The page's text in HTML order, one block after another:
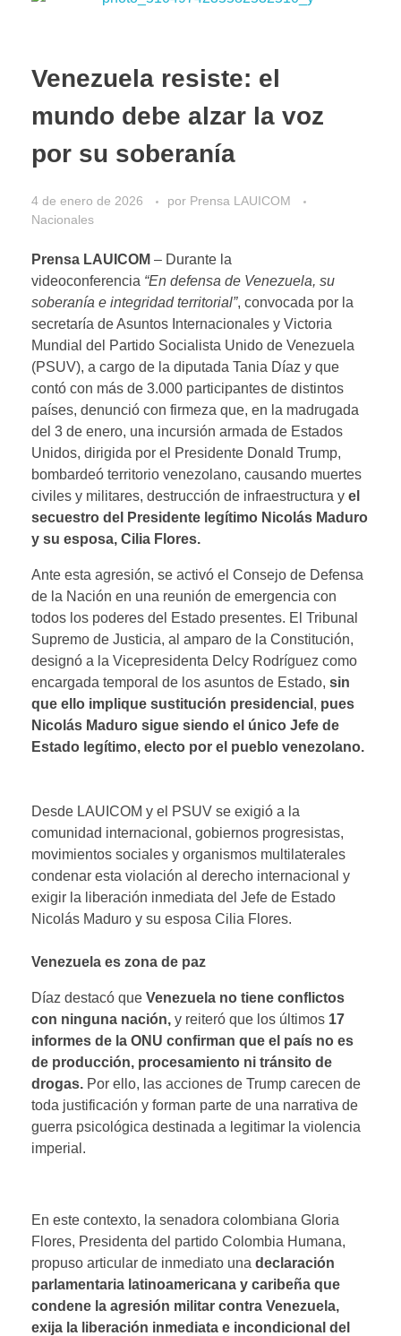
Venezuela resiste: el
mundo debe alzar la voz
por su soberanía
4 de enero de 2026 por Prensa LAUICOM
Nacionales
Prensa LAUICOM – Durante la
videoconferencia “En defensa de Venezuela, su
soberanía e integridad territorial”, convocada por la
secretaría de Asuntos Internacionales y Victoria
Mundial del Partido Socialista Unido de Venezuela
(PSUV), a cargo de la diputada Tania Díaz y que
contó con más de 3.000 participantes de distintos
países, denunció con firmeza que, en la madrugada
del 3 de enero, una incursión armada de Estados
Unidos, dirigida por el Presidente Donald Trump,
bombardeó territorio venezolano, causando muertes
civiles y militares, destrucción de infraestructura y el
secuestro del Presidente legítimo Nicolás Maduro
y su esposa, Cilia Flores.
Ante esta agresión, se activó el Consejo de Defensa
de la Nación en una reunión de emergencia con
todos los poderes del Estado presentes. El Tribunal
Supremo de Justicia, al amparo de la Constitución,
designó a la Vicepresidenta Delcy Rodríguez como
encargada temporal de los asuntos de Estado, sin
que ello implique sustitución presidencial , pues
Nicolás Maduro sigue siendo el único Jefe de
Estado legítimo, electo por el pueblo venezolano.
Desde LAUICOM y el PSUV se exigió a la
comunidad internacional, gobiernos progresistas,
movimientos sociales y organismos multilaterales
condenar esta violación al derecho internacional y
exigir la liberación inmediata del Jefe de Estado
Nicolás Maduro y su esposa Cilia Flores.
Venezuela es zona de paz
Díaz destacó que Venezuela no tiene conflictos
con ninguna nación, y reiteró que los últimos 17
informes de la ONU confirman que el país no es
de producción, procesamiento ni tránsito de
drogas. Por ello, las acciones de Trump carecen de
toda justificación y forman parte de una narrativa de
guerra psicológica destinada a legitimar la violencia
imperial.
En este contexto, la senadora colombiana Gloria
Flores, Presidenta del partido Colombia Humana,
propuso articular de inmediato una declaración
parlamentaria latinoamericana y caribeña que
condene la agresión militar contra Venezuela,
exija la liberación inmediata e incondicional del